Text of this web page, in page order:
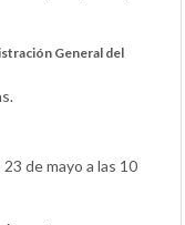
General del
de mayo a las 10